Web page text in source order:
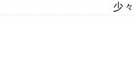
少々